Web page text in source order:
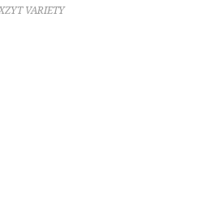
VARIETY